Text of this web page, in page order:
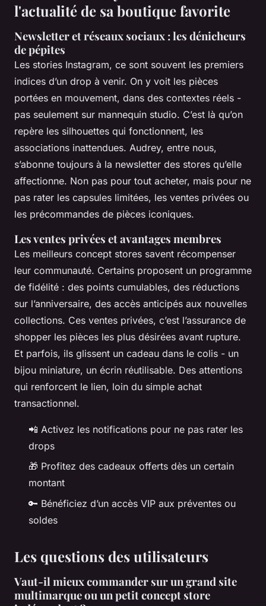
l'actualité de sa boutique favorite
Newsletter et réseaux sociaux : les dénicheurs
de pépites
Les stories Instagram, ce sont souvent les premiers
indices d’un drop à venir. On y voit les pièces
portées en mouvement, dans des contextes réels -
pas seulement sur mannequin studio. C’est là qu’on
repère les silhouettes qui fonctionnent, les
associations inattendues. Audrey, entre nous,
s’abonne toujours à la newsletter des stores qu’elle
affectionne. Non pas pour tout acheter, mais pour ne
pas rater les capsules limitées, les ventes privées ou
les précommandes de pièces iconiques.
Les ventes privées et avantages membres
Les meilleurs concept stores savent récompenser
leur communauté. Certains proposent un programme
de fidélité : des points cumulables, des réductions
sur l’anniversaire, des accès anticipés aux nouvelles
collections. Ces ventes privées, c’est l’assurance de
shopper les pièces les plus désirées avant rupture.
Et parfois, ils glissent un cadeau dans le colis - un
bijou miniature, un écrin réutilisable. Des attentions
qui renforcent le lien, loin du simple achat
transactionnel.
📲 Activez les notifications pour ne pas rater les
drops
🎁 Profitez des cadeaux offerts dès un certain
montant
🔑 Bénéficiez d’un accès VIP aux préventes ou
soldes
Les questions des utilisateurs
Vaut-il mieux commander sur un grand site
multimarque ou un petit concept store